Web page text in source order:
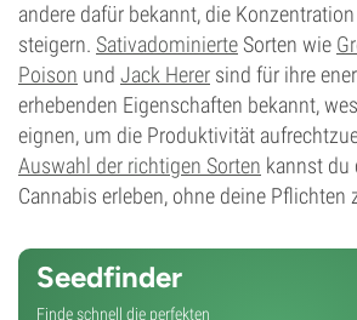
andere dafür bekannt, die
steigern. Sativadominierte Sorten wie
Poison und Jack Herer sind für ihre
erhebenden Eigenschaften bekannt,
eignen, um die Produktivität
Auswahl der richtigen Sorten kannst du
Cannabis erleben, ohne deine Pflichten
Seedfinder
Finde schnell die perfekten